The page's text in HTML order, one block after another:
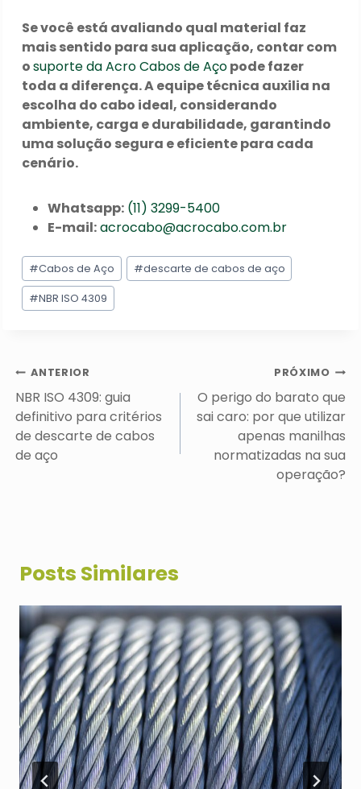
Se você está avaliando qual material faz
mais sentido para sua aplicação, contar com
osuporte da Acro Cabos de Açopode fazer
toda a diferença. A equipe técnica auxilia na
escolha do cabo ideal, considerando
ambiente, carga e durabilidade, garantindo
uma solução segura e eficiente para cada
cenário.
Whatsapp: (11) 3299-5400
E-mail:acrocabo@acrocabo.com.br
Tags
do
Post:
#Cabos de Aço #descarte de cabos de aço
#NBR ISO 4309
Navegação
de
Post
ANTERIOR
NBR ISO 4309: guia
definitivo para critérios
de descarte de cabos
de aço
PRÓXIMO
O perigo do barato que
sai caro: por que utilizar
apenas manilhas
normatizadas na sua
operação?
Posts Similares